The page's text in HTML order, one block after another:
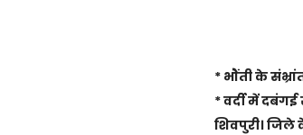
* भौंती के
* वर्दी में
शिवपुरी।